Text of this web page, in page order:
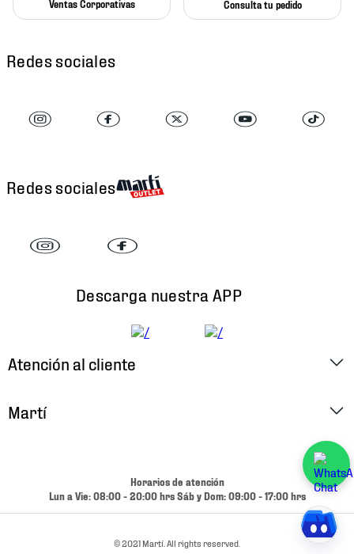
Ventas Corporativas Consulta tu pedido
Redes sociales
Redes sociales
Descarga nuestra APP
Atención al cliente
Cambios y Devoluciones
Martí
Términos y Condiciones
Horarios de atención
Lun a Vie: 08:00 - 20:00 hrs Sáb y Dom: 09:00 - 17:00 hrs
© 2021 Martí. All rights reserved.